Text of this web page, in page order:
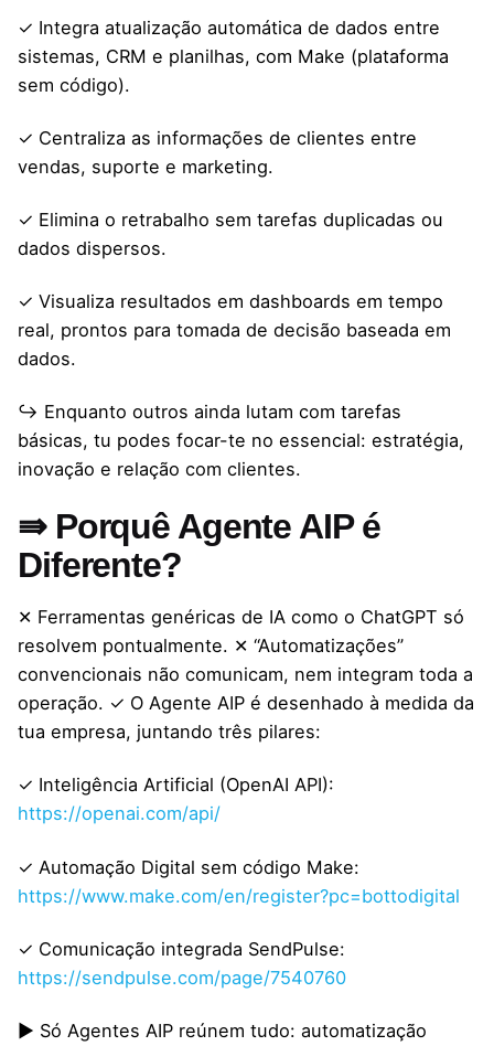
✓ Integra atualização automática de dados entre
sistemas, CRM e planilhas, com Make (plataforma
sem código).
✓ Centraliza as informações de clientes entre
vendas, suporte e marketing.
✓ Elimina o retrabalho sem tarefas duplicadas ou
dados dispersos.
✓ Visualiza resultados em dashboards em tempo
real, prontos para tomada de decisão baseada em
dados.
↪ Enquanto outros ainda lutam com tarefas
básicas, tu podes focar-te no essencial: estratégia,
inovação e relação com clientes.
⇛ Porquê Agente AIP é
Diferente?
✕ Ferramentas genéricas de IA como o ChatGPT só
resolvem pontualmente. ✕ “Automatizações”
convencionais não comunicam, nem integram toda a
operação. ✓ O Agente AIP é desenhado à medida da
tua empresa, juntando três pilares:
✓ Inteligência Artificial (OpenAI API):
https://openai.com/api/
✓ Automação Digital sem código Make:
https://www.make.com/en/register?pc=bottodigital
✓ Comunicação integrada SendPulse:
https://sendpulse.com/page/7540760
▶ Só Agentes AIP reúnem tudo: automatização